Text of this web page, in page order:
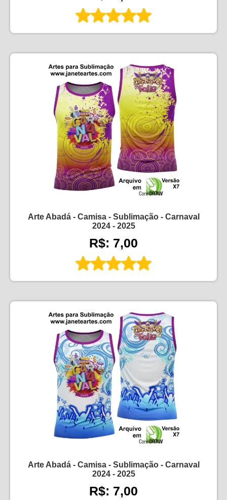
Arte Abadá - Camisa - Sublimação - Carnaval
2024 - 2025
R$: 7,00
Arte Abadá - Camisa - Sublimação - Carnaval
2024 - 2025
R$: 7,00